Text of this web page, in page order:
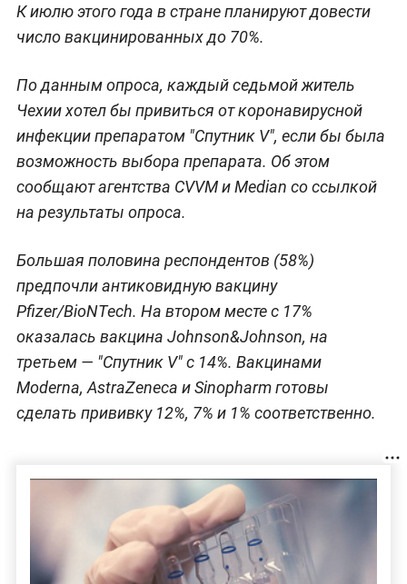
К июлю этого года в стране планируют довести
число вакцинированных до 70%.
По данным опроса, каждый седьмой житель
Чехии хотел бы привиться от коронавирусной
инфекции препаратом "Спутник V", если бы была
возможность выбора препарата. Об этом
сообщают агентства CVVM и Median со ссылкой
на результаты опроса.
Большая половина респондентов (58%)
предпочли антиковидную вакцину
Pfizer/BioNTech. На втором месте с 17%
оказалась вакцина Johnson&Johnson, на
третьем — "Спутник V" с 14%. Вакцинами
Moderna, AstraZeneca и Sinopharm готовы
сделать прививку 12%, 7% и 1% соответственно.